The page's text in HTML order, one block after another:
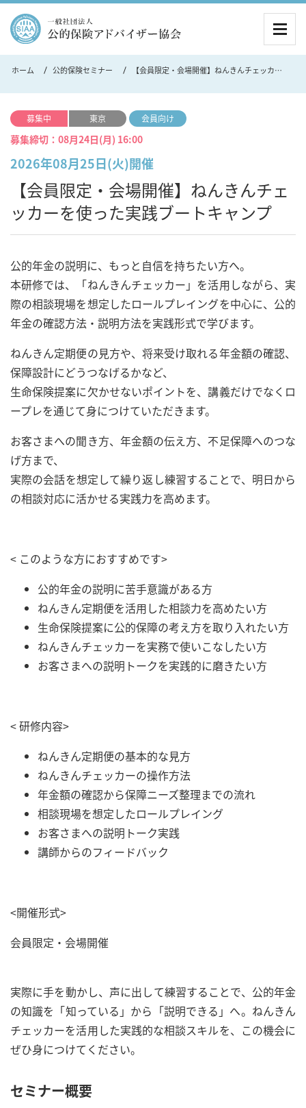
ホーム 公的保険セミナー 【会員限定・会場開催】ねんきんチェッカーを使った実践ブートキャンプ
2026年08月25日(火)開催
【会員限定・会場開催】ねんきんチェ
ッカーを使った実践ブートキャンプ
募集中 東京 会員向け
募集締切： 08月24日(月) 16:00
公的年金の説明に、もっと自信を持ちたい方へ。
本研修では、「ねんきんチェッカー」を活用しながら、実
際の相談現場を想定したロールプレイングを中心に、公的
年金の確認方法・説明方法を実践形式で学びます。
ねんきん定期便の見方や、将来受け取れる年金額の確認、
保障設計にどうつなげるかなど、
生命保険提案に欠かせないポイントを、講義だけでなくロ
ープレを通じて身につけていただきます。
お客さまへの聞き方、年金額の伝え方、不足保障へのつな
げ方まで、
実際の会話を想定して繰り返し練習することで、明日から
の相談対応に活かせる実践力を高めます。
< このような方におすすめです>
公的年金の説明に苦手意識がある方
ねんきん定期便を活用した相談力を高めたい方
生命保険提案に公的保障の考え方を取り入れたい方
ねんきんチェッカーを実務で使いこなしたい方
お客さまへの説明トークを実践的に磨きたい方
< 研修内容>
ねんきん定期便の基本的な見方
ねんきんチェッカーの操作方法
年金額の確認から保障ニーズ整理までの流れ
相談現場を想定したロールプレイング
お客さまへの説明トーク実践
講師からのフィードバック
<開催形式>
会員限定・会場開催
実際に手を動かし、声に出して練習することで、公的年金
の知識を「知っている」から「説明できる」へ。ねんきん
チェッカーを活用した実践的な相談スキルを、この機会に
ぜひ身につけてください。
セミナー概要